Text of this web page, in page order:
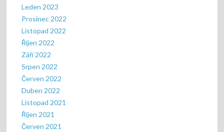
Leden 2023
Prosinec 2022
Listopad 2022
Říjen 2022
Září 2022
Srpen 2022
Červen 2022
Duben 2022
Listopad 2021
Říjen 2021
Červen 2021